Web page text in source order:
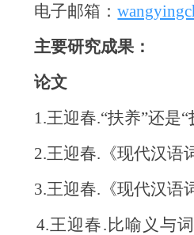
电子邮箱：
主要研究成果：
论文
1.王迎春.“扶养”还是“
2.王迎春.《现代汉语词
3.王迎春.《现代汉语词
4.王迎春.比喻义与词